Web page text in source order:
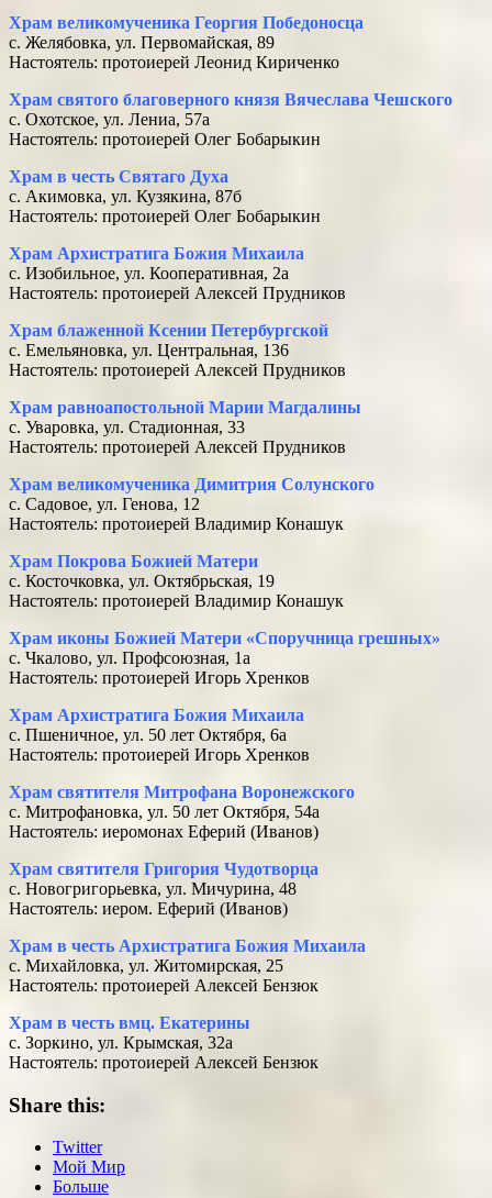
Храм великомученика Георгия Победоносца
с. Желябовка, ул. Первомайская, 89
Настоятель: протоиерей Леонид Кириченко
Храм святого благоверного князя Вячеслава Чешского
с. Охотское, ул. Лениа, 57а
Настоятель: протоиерей Олег Бобарыкин
Храм в честь Святаго Духа
с. Акимовка, ул. Кузякина, 87б
Настоятель: протоиерей Олег Бобарыкин
Храм Архистратига Божия Михаила
с. Изобильное, ул. Кооперативная, 2а
Настоятель: протоиерей Алексей Прудников
Храм блаженной Ксении Петербургской
с. Емельяновка, ул. Центральная, 136
Настоятель: протоиерей Алексей Прудников
Храм равноапостольной Марии Магдалины
с. Уваровка, ул. Стадионная, 33
Настоятель: протоиерей Алексей Прудников
Храм великомученика Димитрия Солунского
с. Садовое, ул. Генова, 12
Настоятель: протоиерей Владимир Конашук
Храм Покрова Божией Матери
с. Косточковка, ул. Октябрьская, 19
Настоятель: протоиерей Владимир Конашук
Храм иконы Божией Матери «Споручница грешных»
с. Чкалово, ул. Профсоюзная, 1а
Настоятель: протоиерей Игорь Хренков
Храм Архистратига Божия Михаила
с. Пшеничное, ул. 50 лет Октября, 6а
Настоятель: протоиерей Игорь Хренков
Храм святителя Митрофана Воронежского
с. Митрофановка, ул. 50 лет Октября, 54а
Настоятель: иеромонах Еферий (Иванов)
Храм святителя Григория Чудотворца
с. Новогригорьевка, ул. Мичурина, 48
Настоятель: иером. Еферий (Иванов)
Храм в честь Архистратига Божия Михаила
с. Михайловка, ул. Житомирская, 25
Настоятель: протоиерей Алексей Бензюк
Храм в честь вмц. Екатерины
с. Зоркино, ул. Крымская, 32а
Настоятель: протоиерей Алексей Бензюк
Share this:
Twitter
Мой Мир
Больше